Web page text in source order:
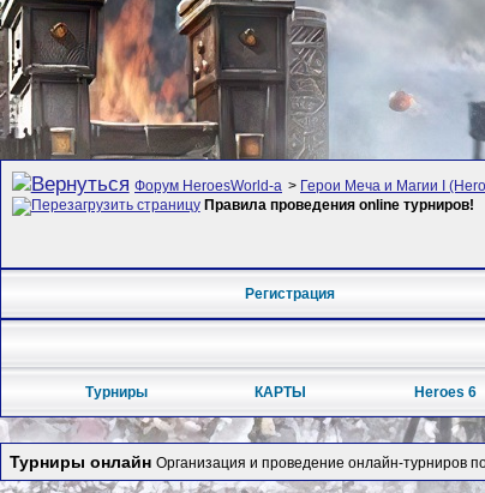
Форум HeroesWorld-а > Герои Меча и Магии I
Правила проведения online турниров!
Регистрация
Турниры КАРТЫ Heroes 6
Турниры онлайн Организация и проведение онлайн-турниров